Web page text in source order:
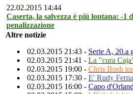
22.02.2015 14:44
Caserta, la salvezza è più lontana: -1
penalizzazione
Altre notizie
02.03.2015 21:43 - Serie A, 20.a
02.03.2015 21:41 - La "cura
02.03.2015 19:00 - Chris Bosh
02.03.2015 17:30 - E' Rudy
02.03.2015 16:00 - Capo